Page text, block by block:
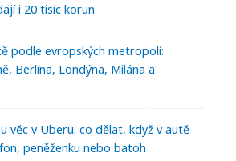
i 20 tisíc korun
podle evropských metropolí:
Berlína, Londýna, Milána a
věc v Uberu: co dělat, když v autě
peněženku nebo batoh